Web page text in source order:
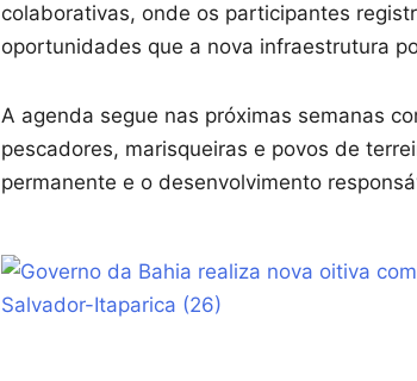
colaborativas, onde os participantes
oportunidades que a nova infraestrutura
A agenda segue nas próximas semanas
pescadores, marisqueiras e povos de
permanente e o desenvolvimento